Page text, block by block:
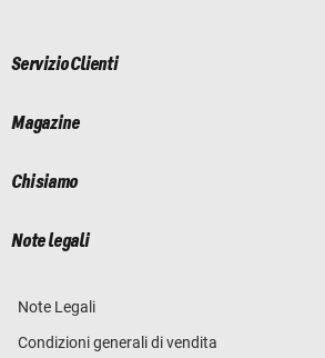
Servizio Clienti
Magazine
Chi siamo
Note legali
Note Legali
Condizioni generali di vendita